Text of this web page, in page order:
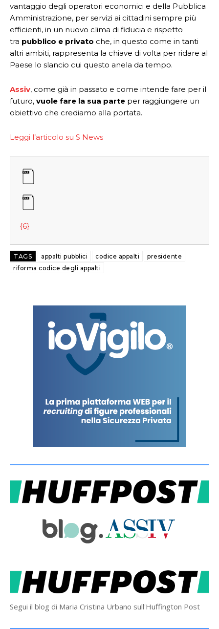
vantaggio degli operatori economici e della Pubblica
Amministrazione, per servizi ai cittadini sempre più
efficienti, in un nuovo clima di fiducia e rispetto
tra pubblico e privato che, in questo come in tanti
altri ambiti, rappresenta la chiave di volta per ridare al
Paese lo slancio cui questo anela da tempo.
Assiv, come già in passato e come intende fare per il
futuro, vuole fare la sua parte per raggiungere un
obiettivo che crediamo alla portata.
Leggi l’articolo su S News
{6}
TAGS appalti pubblici codice appalti
presidente
riforma codice degli appalti
Segui il blog di Maria Cristina Urbano sull'Huffington Post